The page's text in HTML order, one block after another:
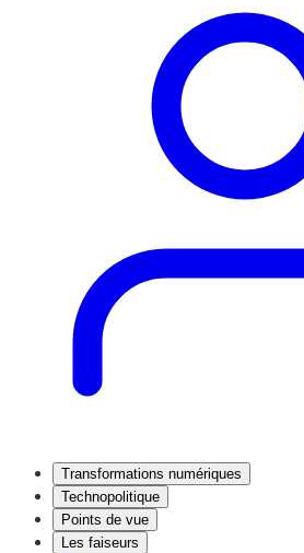
Transformations numériques
Technopolitique
Points de vue
Les faiseurs